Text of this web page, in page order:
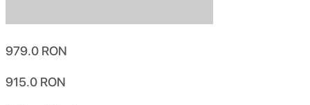
979.0 RON
915.0 RON